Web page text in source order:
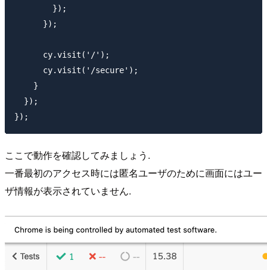
        });
      });
      cy.visit('/');
      cy.visit('/secure');
    }
  });
ここで動作を確認してみましょう.
一番最初のアクセス時には匿名ユーザのために画面にはユー
ザ情報が表示されていません.